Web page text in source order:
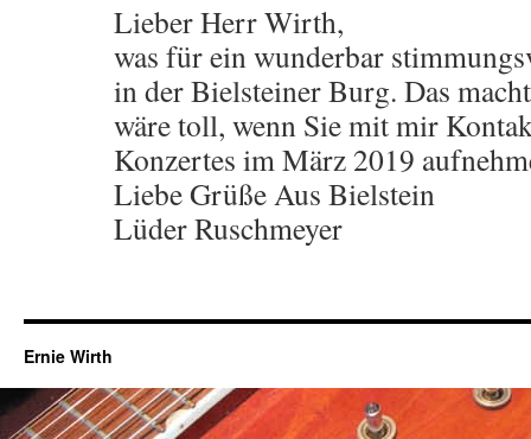
Lieber Herr Wirth,
was für ein wunderbar
in der Bielsteiner Burg. Das
wäre toll, wenn Sie mit mir
Konzertes im März 2019
Liebe Grüße Aus Bielstein
Lüder Ruschmeyer
Ernie Wirth